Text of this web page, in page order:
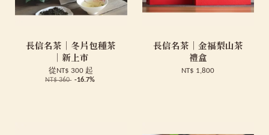
長信名茶｜冬片包種茶
｜新上市
從NT$ 300 起
NT$ 360 -16.7%
長信名茶｜金福梨山茶
禮盒
NT$ 1,800